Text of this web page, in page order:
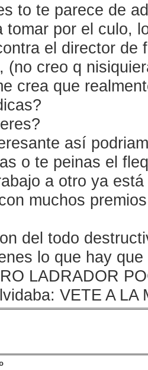
to te parece de
tomar por el culo,
el director de
(no creo q
crea que
así
o te peinas el
a otro ya
muchos
del todo
lo que hay
LADRADOR
VETE A LA